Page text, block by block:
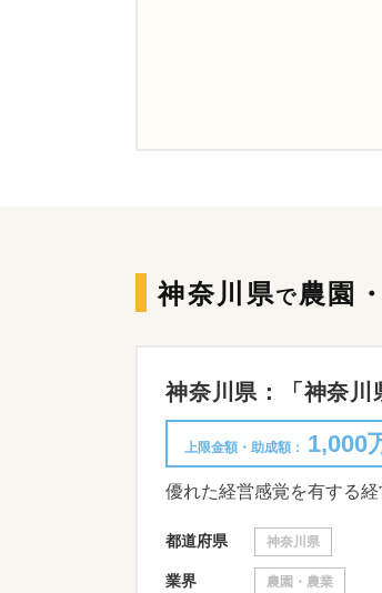
神奈川県で 農園
神奈川県：「神奈
上限金額・助成額： 1,000
都道府県 神奈川県
業界 農園・農業